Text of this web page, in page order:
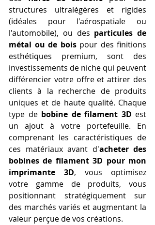
structures ultralégères et rigides
(idéales pour l'aérospatiale ou
l'automobile), ou des particules de
métal ou de bois pour des finitions
esthétiques premium, sont des
investissements de niche qui peuvent
différencier votre offre et attirer des
clients à la recherche de produits
uniques et de haute qualité. Chaque
type de bobine de filament 3D est
un ajout à votre portefeuille. En
comprenant les caractéristiques de
ces matériaux avant d'acheter des
bobines de filament 3D pour mon
imprimante 3D, vous optimisez
votre gamme de produits, vous
positionnant stratégiquement sur
des marchés variés et augmentant la
valeur perçue de vos créations.